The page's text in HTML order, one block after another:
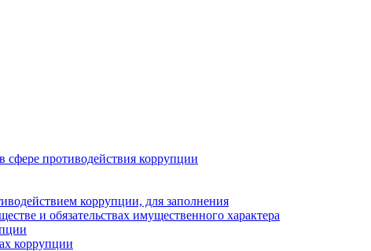
противодействия коррупции
коррупции, для заполнения
и обязательствах имущественного характера
коррупции